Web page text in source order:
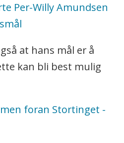
Per-Willy Amundsen
at hans mål er å
kan bli best mulig
foran Stortinget -